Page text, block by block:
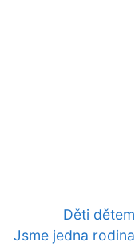
Děti dětem
Jsme jedna rodina